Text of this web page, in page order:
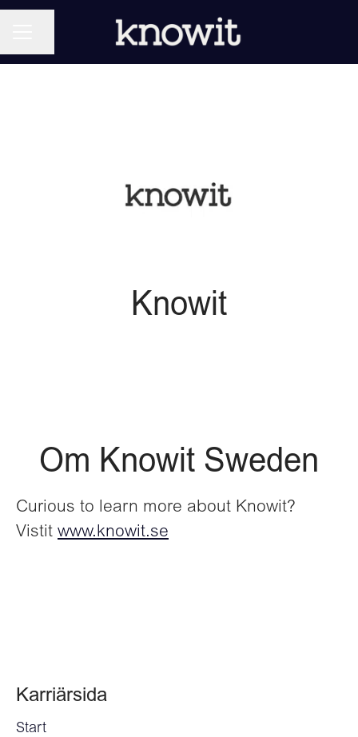
Knowit
Om Knowit Sweden
Curious to learn more about Knowit?
Vistit www.knowit.se
Karriärsida
Start